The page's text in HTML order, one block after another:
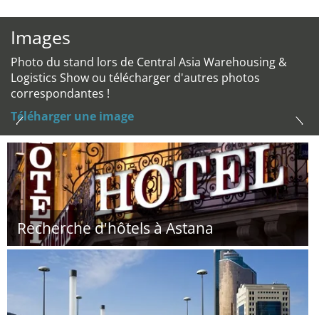
Images
Photo du stand lors de Central Asia Warehousing &
Logistics Show ou télécharger d'autres photos
correspondantes !
Téléharger une image
Recherche d'hôtels à Astana